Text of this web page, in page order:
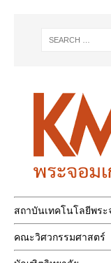
สถาบันเทคโนโลยีพร
คณะวิศวกรรมศาสตร์